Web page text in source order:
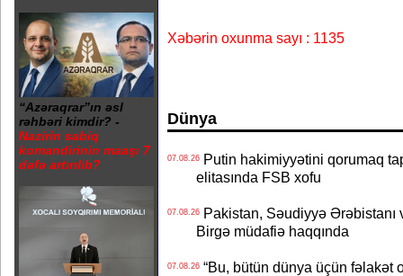
“Azəraqrar”ın əsl
rəhbəri kimdir? -
Nazirin sabiq
komandirinin maaşı 7
dəfə artırılıb?
Xəbərin oxunma sayı : 1135
Dünya
07.08.26Putin hakimiyyətini qorumaq
elitasında FSB xofu
07.08.26Pakistan, Səudiyyə Ərəbistanı
Birgə müdafiə haqqında
07.08.26“Bu, bütün dünya üçün fəlakət